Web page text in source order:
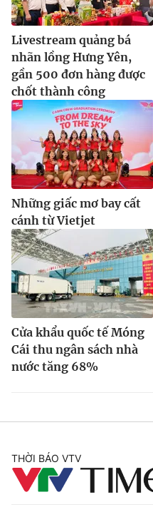
Livestream quảng bá
nhãn lồng Hưng Yên,
gần 500 đơn hàng được
chốt thành công
Những giấc mơ bay cất
cánh từ Vietjet
Cửa khẩu quốc tế Móng
Cái thu ngân sách nhà
nước tăng 68%
THỜI BÁO VTV